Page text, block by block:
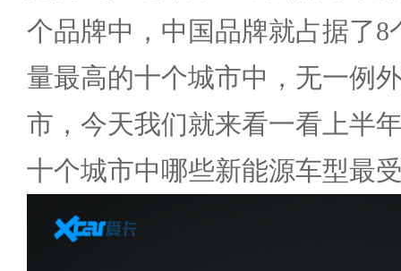
个品牌中，中国品牌就占据了
量最高的十个城市中，无一例
市，今天我们就来看一看上半
十个城市中哪些新能源车型最